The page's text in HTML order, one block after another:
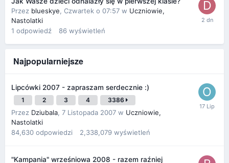
Przez blueskye, Czwartek o 07:57 w Uczniowie,
Nastolatki
1 odpowiedź 86 wyświetleń
Najpopularniejsze
Lipcówki 2007 - zapraszam serdecznie :)
1 2 3 4 3386
Przez Dziubala, 7 Listopada 2007 w Uczniowie,
Nastolatki
84,630 odpowiedzi 2,338,079 wyświetleń
"Kampania" wrześniowa 2008 - razem raźniej